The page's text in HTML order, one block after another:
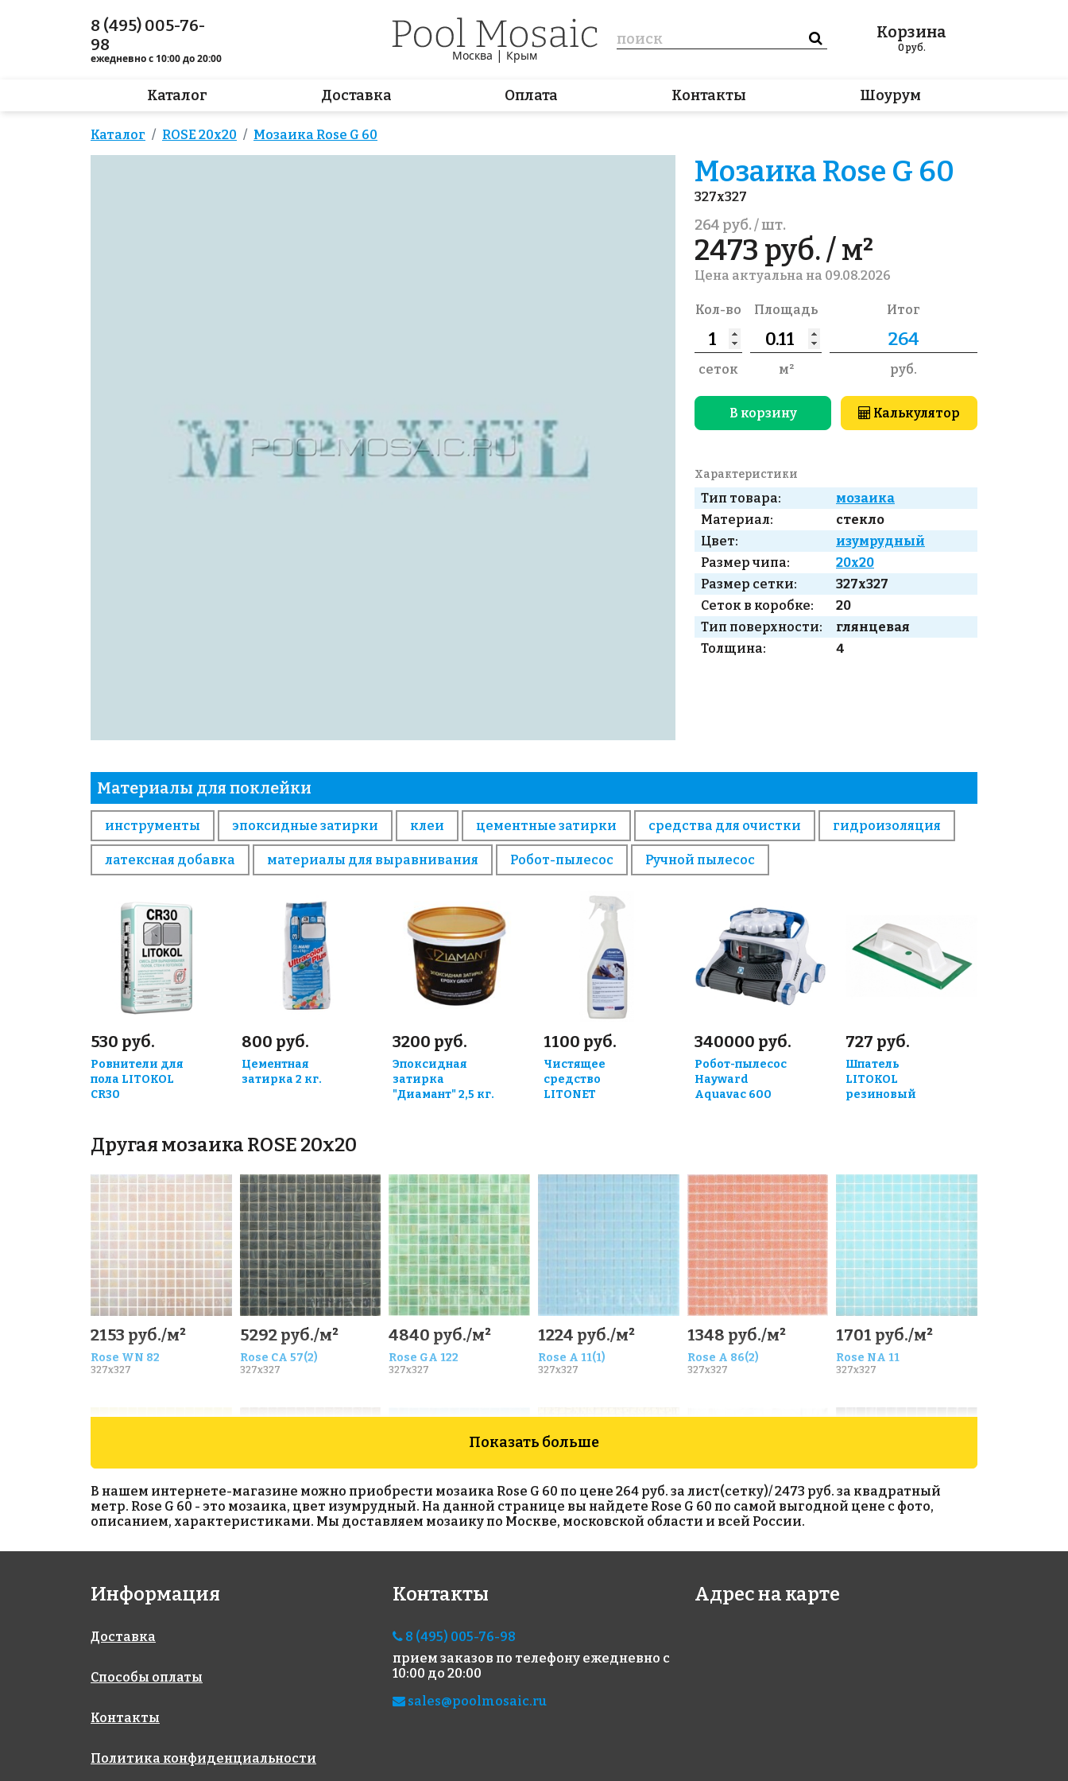
8 (495) 005-76-
98
ежедневно с 10:00 до 20:00 Москва | Крым
Корзина
0руб.
Каталог Доставка Оплата Контакты Шоурум
Каталог ROSE 20x20 Мозаика Rose G 60
Мозаика Rose G 60
327x327
264 руб. / шт.
2473 руб. / м²
Цена актуальна на 09.08.2026
Кол-во
сеток
Площадь
м²
Итог
руб.
В корзину Калькулятор
Характеристики
Тип товара:
мозаика
Материал:
стекло
Цвет:
изумрудный
Размер чипа:
20x20
Размер сетки:
327x327
Сеток в коробке:
20
Тип поверхности:
глянцевая
Толщина:
4
Материалы для поклейки
инструменты эпоксидные затирки клеи цементные затирки средства для очистки гидроизоляция
латексная добавка материалы для выравнивания Робот-пылесос Ручной пылесос
530 руб.
Ровнители для
пола LITOKOL
CR30
800 руб.
Цементная
затирка 2 кг.
3200 руб.
Эпоксидная
затирка
"Диамант" 2,5 кг.
1100 руб.
Чистящее
средство
LITONET
340000 руб.
Робот-пылесос
Hayward
Aquavac 600
727 руб.
Шпатель
LITOKOL
резиновый
Другая мозаика ROSE 20x20
2153 руб./м²
Rose WN 82
327x327
5292 руб./м²
Rose CA 57(2)
327x327
4840 руб./м²
Rose GA 122
327x327
1224 руб./м²
Rose A 11(1)
327x327
1348 руб./м²
Rose A 86(2)
327x327
1701 руб./м²
Rose NA 11
327x327
Rose CA 91(3)
327x327
Rose G 14
327x327
Rose G 10
327x327
Rose G 61
327x327
Показать больше
В нашем интернете-магазине можно приобрести мозаика Rose G 60 по цене 264 руб. за лист(сетку)/ 2473 руб. за квадратный
метр. Rose G 60 - это мозаика, цвет изумрудный. На данной странице вы найдете Rose G 60 по самой выгодной цене с фото,
описанием, характеристиками. Мы доставляем мозаику по Москве, московской области и всей России.
Информация
Доставка
Способы оплаты
Контакты
Политика конфиденциальности
Контакты
8 (495) 005-76-98
прием заказов по телефону ежедневно с
10:00 до 20:00
sales@poolmosaic.ru
Адрес на карте